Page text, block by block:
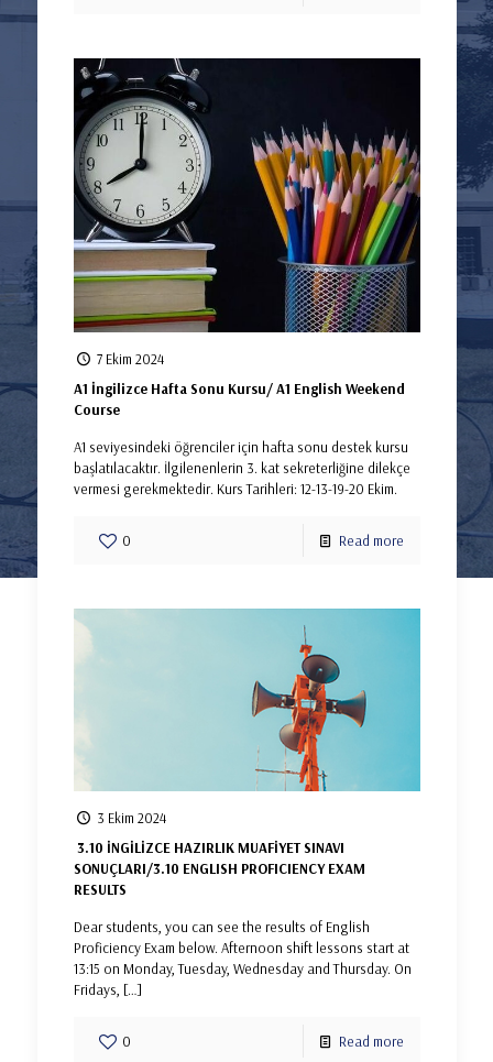
7 Ekim 2024
A1 İngilizce Hafta Sonu Kursu/ A1 English Weekend
Course
A1 seviyesindeki öğrenciler için hafta sonu destek kursu
başlatılacaktır. İlgilenenlerin 3. kat sekreterliğine dilekçe
vermesi gerekmektedir. Kurs Tarihleri: 12-13-19-20 Ekim.
0 Read more
3 Ekim 2024
3.10 İNGİLİZCE HAZIRLIK MUAFİYET SINAVI
SONUÇLARI/3.10 ENGLISH PROFICIENCY EXAM
RESULTS
Dear students, you can see the results of English
Proficiency Exam below. Afternoon shift lessons start at
13:15 on Monday, Tuesday, Wednesday and Thursday. On
Fridays, […]
0 Read more